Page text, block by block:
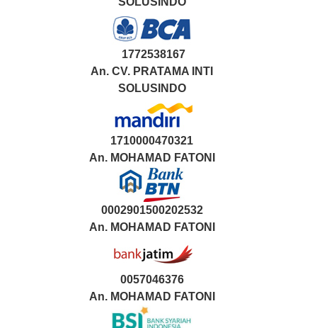
1772538167
An. CV. PRATAMA INTI
SOLUSINDO
1710000470321
An. MOHAMAD FATONI
0002901500202532
An. MOHAMAD FATONI
0057046376
An. MOHAMAD FATONI